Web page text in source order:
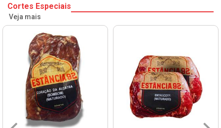
Cortes Especiais
Veja mais